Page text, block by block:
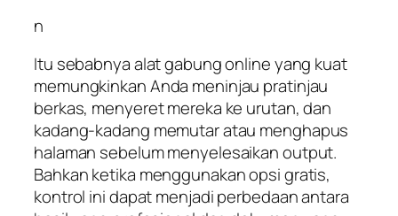
n
Itu sebabnya alat gabung online yang kuat
memungkinkan Anda meninjau pratinjau
berkas, menyeret mereka ke urutan, dan
kadang-kadang memutar atau menghapus
halaman sebelum menyelesaikan output.
Bahkan ketika menggunakan opsi gratis,
kontrol ini dapat menjadi perbedaan antara